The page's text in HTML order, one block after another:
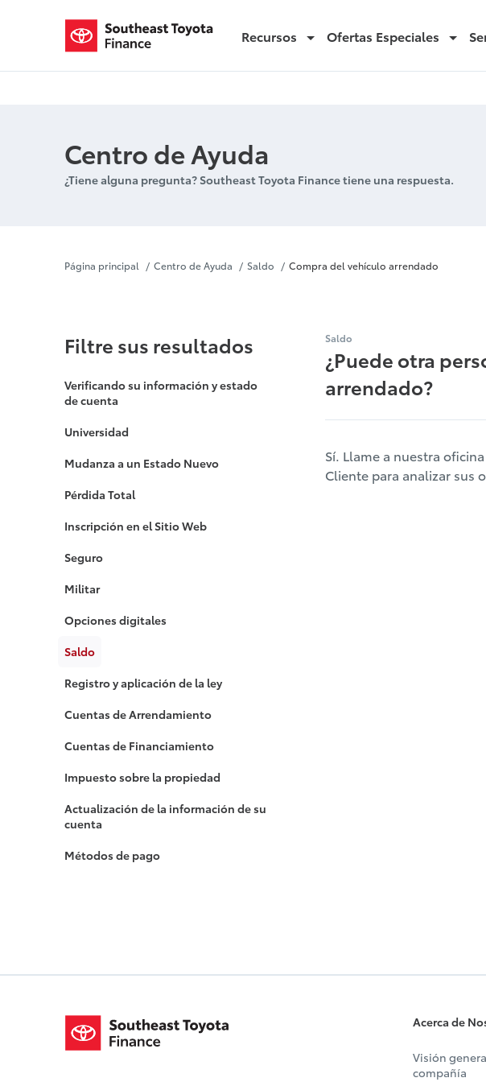
Compra del vehículo arrendadoRecursos Ofertas Especiales
Centro de Ayuda
¿Tiene alguna pregunta? Southeast Toyota Finance tiene una respuesta.
Compra del
Página principal Centro de Ayuda Saldo Compra del vehículo arrendado
Filtre sus resultados
Verificando su información y estado
de cuenta
Universidad
Mudanza a un Estado Nuevo
Pérdida Total
Inscripción en el Sitio Web
Seguro
Militar
Opciones digitales
Saldo
Registro y aplicación de la ley
Cuentas de Arrendamiento
Cuentas de Financiamiento
Impuesto sobre la propiedad
Actualización de la información de su
cuenta
Métodos de pago
Saldo
¿Puede otra
arrendado?
Sí. Llame a nuestra
Cliente para analizar sus
Acerca de
Visión
compañía